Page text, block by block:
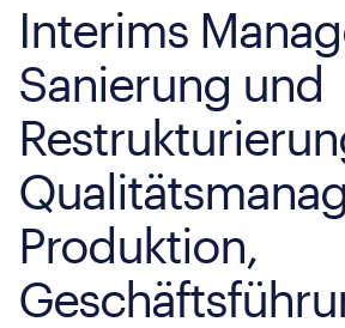
Interims
Sanierung und
Produktion,